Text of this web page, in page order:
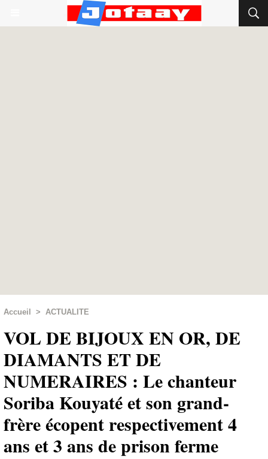
Accueil > ACTUALITE
VOL DE BIJOUX EN OR, DE
DIAMANTS ET DE
NUMERAIRES : Le chanteur
Soriba Kouyaté et son grand-
frère écopent respectivement 4
ans et 3 ans de prison ferme